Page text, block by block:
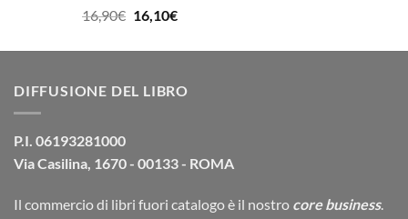
Valutato
5.00
16,90€ Il
originale
16,90€.
16,10€Il
attuale
16,10€.
DIFFUSIONE DEL LIBRO
P.I. 06193281000
Via Casilina, 1670 - 00133 - ROMA
Il commercio di libri fuori catalogoè il nostro core business.